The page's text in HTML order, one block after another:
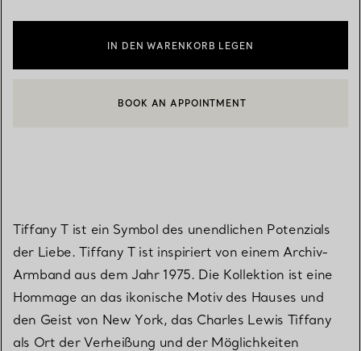
IN DEN WARENKORB LEGEN
EINEN KUNDENBERATER KONTAKTIEREN ODER EINEN
BOOK AN APPOINTMENT
Tiffany T ist ein Symbol des unendlichen Potenzials
der Liebe. Tiffany T ist inspiriert von einem Archiv-
Armband aus dem Jahr 1975. Die Kollektion ist eine
Hommage an das ikonische Motiv des Hauses und
den Geist von New York, das Charles Lewis Tiffany
als Ort der Verheißung und der Möglichkeiten